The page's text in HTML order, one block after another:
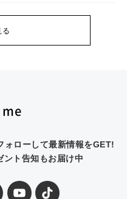
る
ローして最新情報をGET!
ント告知もお届け中